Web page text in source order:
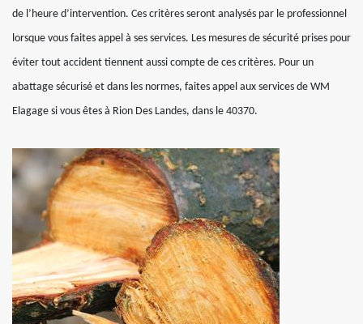
de l’heure d’intervention. Ces critères seront analysés par le professionnel
lorsque vous faites appel à ses services. Les mesures de sécurité prises pour
éviter tout accident tiennent aussi compte de ces critères. Pour un
abattage sécurisé et dans les normes, faites appel aux services de WM
Elagage si vous êtes à Rion Des Landes, dans le 40370.